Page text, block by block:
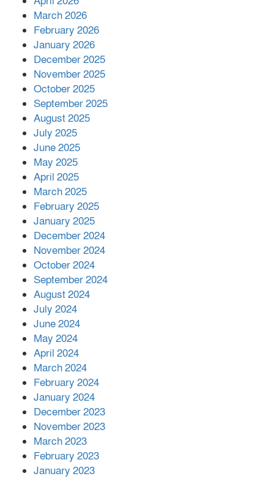
পর ফোন তারেক রহমানের,গ্যাস সঙ্কট
সহায়তা দিলেন সাচিং প্রু জেরী
March 2026
February 2026
January 2026
December 2025
November 2025
October 2025
September 2025
August 2025
July 2025
June 2025
May 2025
April 2025
March 2025
February 2025
January 2025
December 2024
November 2024
October 2024
September 2024
August 2024
July 2024
June 2024
May 2024
April 2024
March 2024
February 2024
January 2024
December 2023
November 2023
March 2023
February 2023
January 2023